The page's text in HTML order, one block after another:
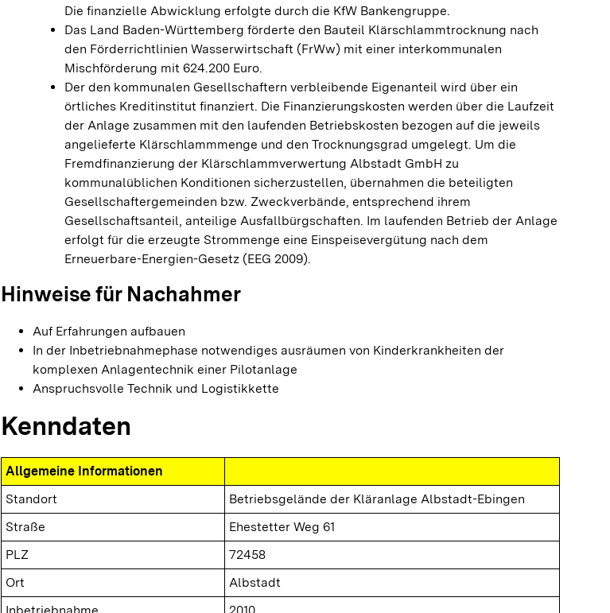
Die finanzielle Abwicklung erfolgte durch die KfW Bankengruppe.
Das Land Baden-Württemberg förderte den Bauteil Klärschlammtrocknung nach
den Förderrichtlinien Wasserwirtschaft (FrWw) mit einer interkommunalen
Mischförderung mit 624.200 Euro.
Der den kommunalen Gesellschaftern verbleibende Eigenanteil wird über ein
örtliches Kreditinstitut finanziert. Die Finanzierungskosten werden über die Laufzeit
der Anlage zusammen mit den laufenden Betriebskosten bezogen auf die jeweils
angelieferte Klärschlammmenge und den Trocknungsgrad umgelegt. Um die
Fremdfinanzierung der Klärschlammverwertung Albstadt GmbH zu
kommunalüblichen Konditionen sicherzustellen, übernahmen die beteiligten
Gesellschaftergemeinden bzw. Zweckverbände, entsprechend ihrem
Gesellschaftsanteil, anteilige Ausfallbürgschaften. Im laufenden Betrieb der Anlage
erfolgt für die erzeugte Strommenge eine Einspeisevergütung nach dem
Erneuerbare-Energien-Gesetz (EEG 2009).
Hinweise für Nachahmer
Auf Erfahrungen aufbauen
In der Inbetriebnahmephase notwendiges ausräumen von Kinderkrankheiten der
komplexen Anlagentechnik einer Pilotanlage
Anspruchsvolle Technik und Logistikkette
Kenndaten
Allgemeine Informationen
Standort
Betriebsgelände der Kläranlage Albstadt-Ebingen
Straße
Ehestetter Weg 61
PLZ
72458
Ort
Albstadt